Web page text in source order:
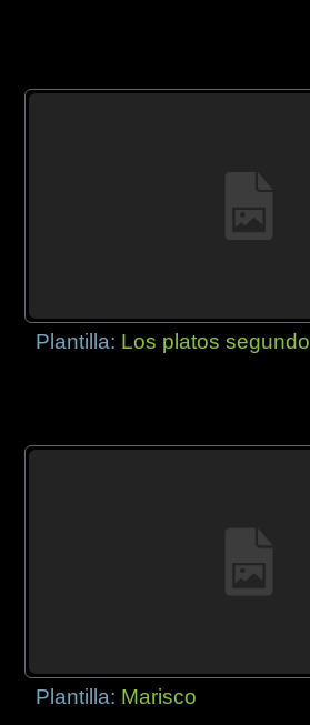
Plantilla: Los platos segundo
Plantilla: Marisco